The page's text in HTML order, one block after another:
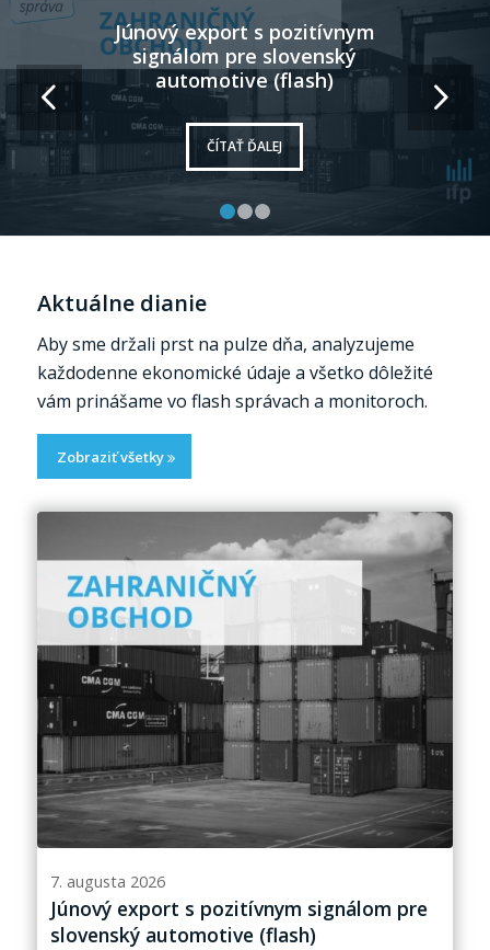
Júnový maloobchod v
pozitívnych číslach (flash)
ČÍTAŤ ĎALEJ
Ďalej
Aktuálne dianie
Aby sme držali prst na pulze dňa, analyzujeme
každodenne ekonomické údaje a všetko dôležité
vám prinášame vo flash správach a monitoroch.
Zobraziť všetky
7. augusta 2026
Júnový export s pozitívnym signálom pre
slovenský automotive (flash)